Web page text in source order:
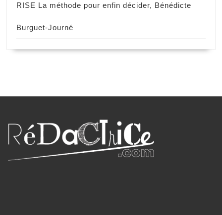
RISE La méthode pour enfin décider, Bénédicte
Burguet-Journé